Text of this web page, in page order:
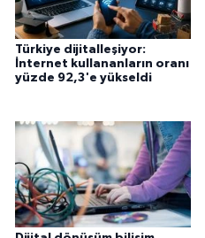
Türkiye dijitalleşiyor:
İnternet kullananların oranı
yüzde 92,3'e yükseldi